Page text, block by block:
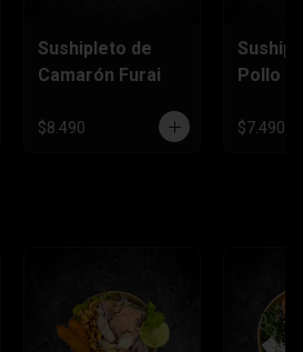
Sushipleto de
Camarón Furai
$8.490
Pollo
$7.490